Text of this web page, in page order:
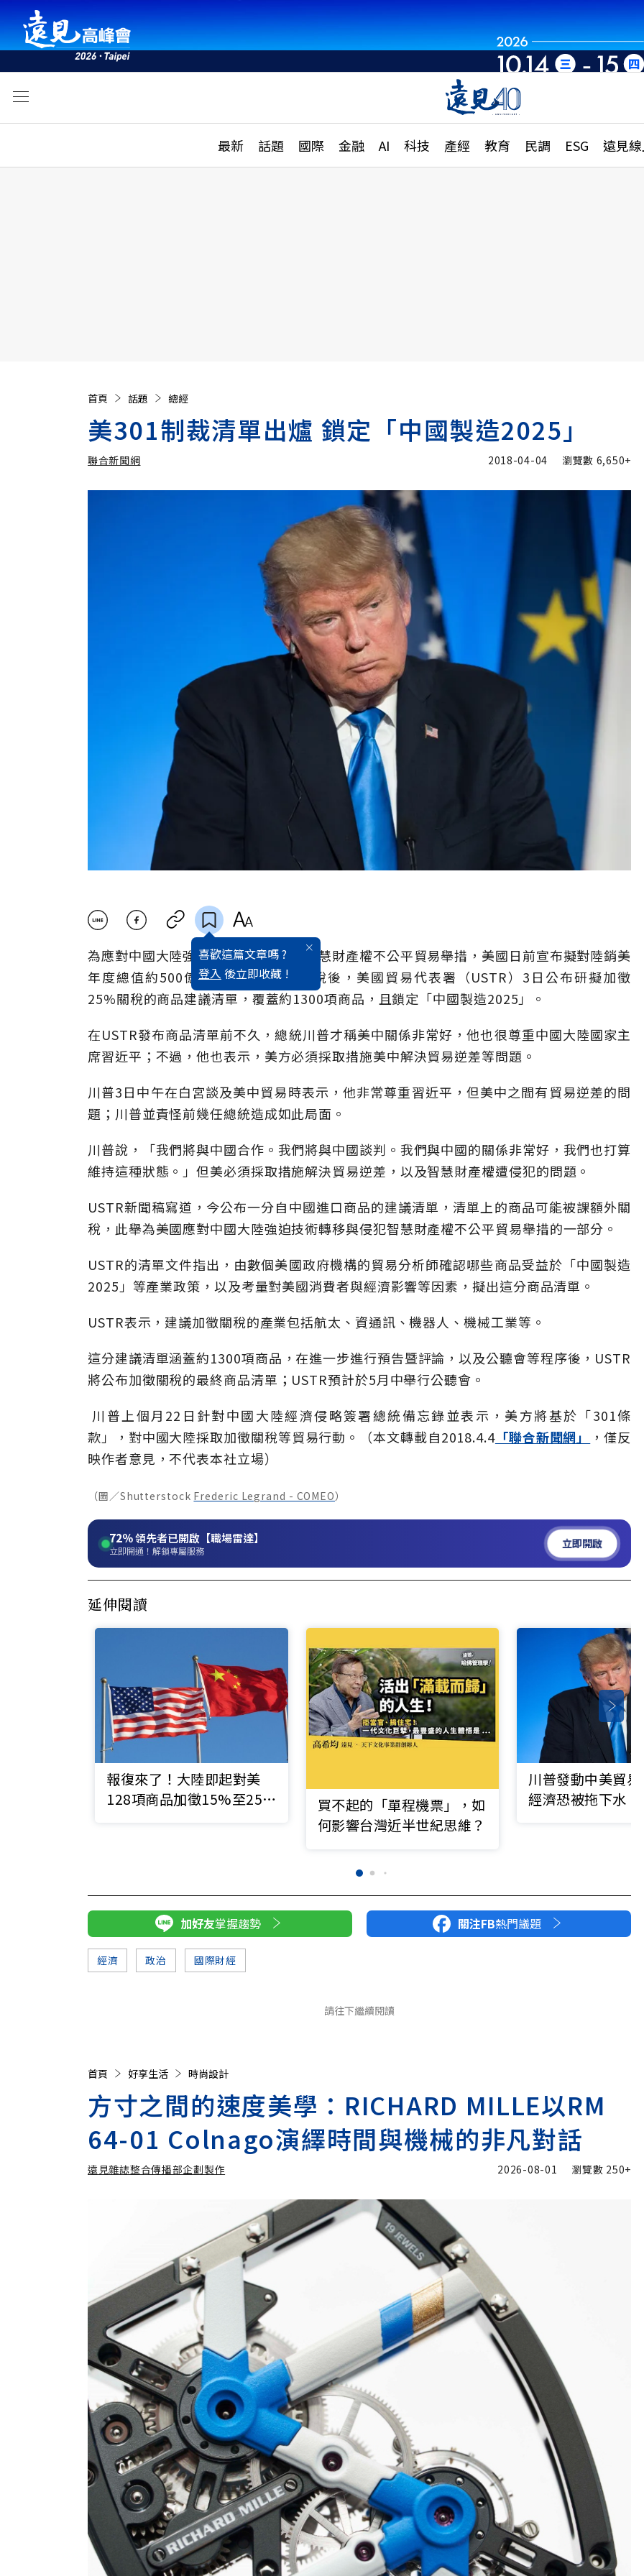
最新 話題 國際 金融 AI 科技 產經 教育 民調 ESG 遠見
活動
話題
國際
特輯
大學升學、職涯攻略
縣市施政調查全解析
首頁 話題 總經
美301制裁清單出爐 鎖定「中國製造2025」
聯合新聞網 2018-04-04 瀏覽數 6,650+
喜歡這篇文章嗎 ?
登入 後立即收藏 !
為應對中國大陸強迫技術轉移與侵犯智慧財產權不公平貿易舉措，美國日前宣布擬對陸銷美
年度總值約500億美元的商品加徵關稅後，美國貿易代表署（USTR）3日公布研擬加徵
25%關稅的商品建議清單，覆蓋約1300項商品，且鎖定「中國製造2025」。
在USTR發布商品清單前不久，總統川普才稱美中關係非常好，他也很尊重中國大陸國家主
席習近平；不過，他也表示，美方必須採取措施美中解決貿易逆差等問題。
川普3日中午在白宮談及美中貿易時表示，他非常尊重習近平，但美中之間有貿易逆差的問
題；川普並責怪前幾任總統造成如此局面。
川普說，「我們將與中國合作。我們將與中國談判。我們與中國的關係非常好，我們也打算
維持這種狀態。」但美必須採取措施解決貿易逆差，以及智慧財產權遭侵犯的問題。
USTR新聞稿寫道，今公布一分自中國進口商品的建議清單，清單上的商品可能被課額外關
稅，此舉為美國應對中國大陸強迫技術轉移與侵犯智慧財產權不公平貿易舉措的一部分。
USTR的清單文件指出，由數個美國政府機構的貿易分析師確認哪些商品受益於「中國製造
2025」等產業政策，以及考量對美國消費者與經濟影響等因素，擬出這分商品清單。
USTR表示，建議加徵關稅的產業包括航太、資通訊、機器人、機械工業等。
這分建議清單涵蓋約1300項商品，在進一步進行預告暨評論，以及公聽會等程序後，USTR
將公布加徵關稅的最終商品清單；USTR預計於5月中舉行公聽會。
川普上個月22日針對中國大陸經濟侵略簽署總統備忘錄並表示，美方將基於「301條
款」，對中國大陸採取加徵關稅等貿易行動。（本文轉載自2018.4.4「聯合新聞網」
，僅反
映作者意見，不代表本社立場）
（圖／Shutterstock Frederic Legrand - COMEO）
72%領先者已開啟【職場雷達】
立即開通！解鎖專屬服務
立即開啟
延伸閱讀
報復來了！大陸即起對美
128項商品加徵15%至25%
買不起的「單程機票」，如
何影響台灣近半世紀思維？
川普發動中美貿
經濟恐被拖下水
加好友掌握趨勢 關注FB熱門議題
經濟 政治 國際財經
請往下繼續閱讀
首頁 好享生活 時尚設計
方寸之間的速度美學：RICHARD MILLE以RM
64-01 Colnago演繹時間與機械的非凡對話
遠見雜誌整合傳播部企劃製作
遠見雜誌整合傳播部企劃製作 加入追蹤
2026-08-01 瀏覽數 250+